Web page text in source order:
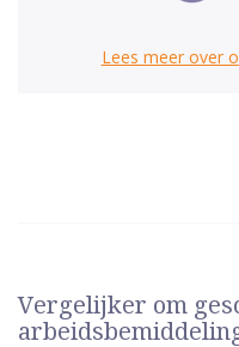
Lees meer over
Vergelijker om